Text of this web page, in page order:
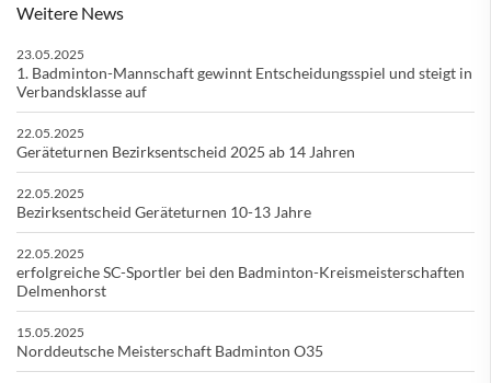
Weitere News
23.05.2025
1. Badminton-Mannschaft gewinnt Entscheidungsspiel und steigt in
Verbandsklasse auf
22.05.2025
Geräteturnen Bezirksentscheid 2025 ab 14 Jahren
22.05.2025
Bezirksentscheid Geräteturnen 10-13 Jahre
22.05.2025
erfolgreiche SC-Sportler bei den Badminton-Kreismeisterschaften
Delmenhorst
15.05.2025
Norddeutsche Meisterschaft Badminton O35